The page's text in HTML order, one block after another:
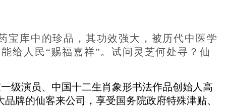
宝库中的珍品，其功效强大，被历代中医学
给人民“赐福嘉祥”。试问灵芝何处寻？仙
级演员、中国十二生肖象形书法作品创始人高
牌的仙客来公司，享受国务院政府特殊津贴、